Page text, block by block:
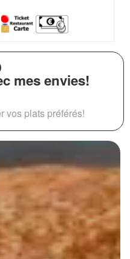
mes envies!
vos plats préférés!